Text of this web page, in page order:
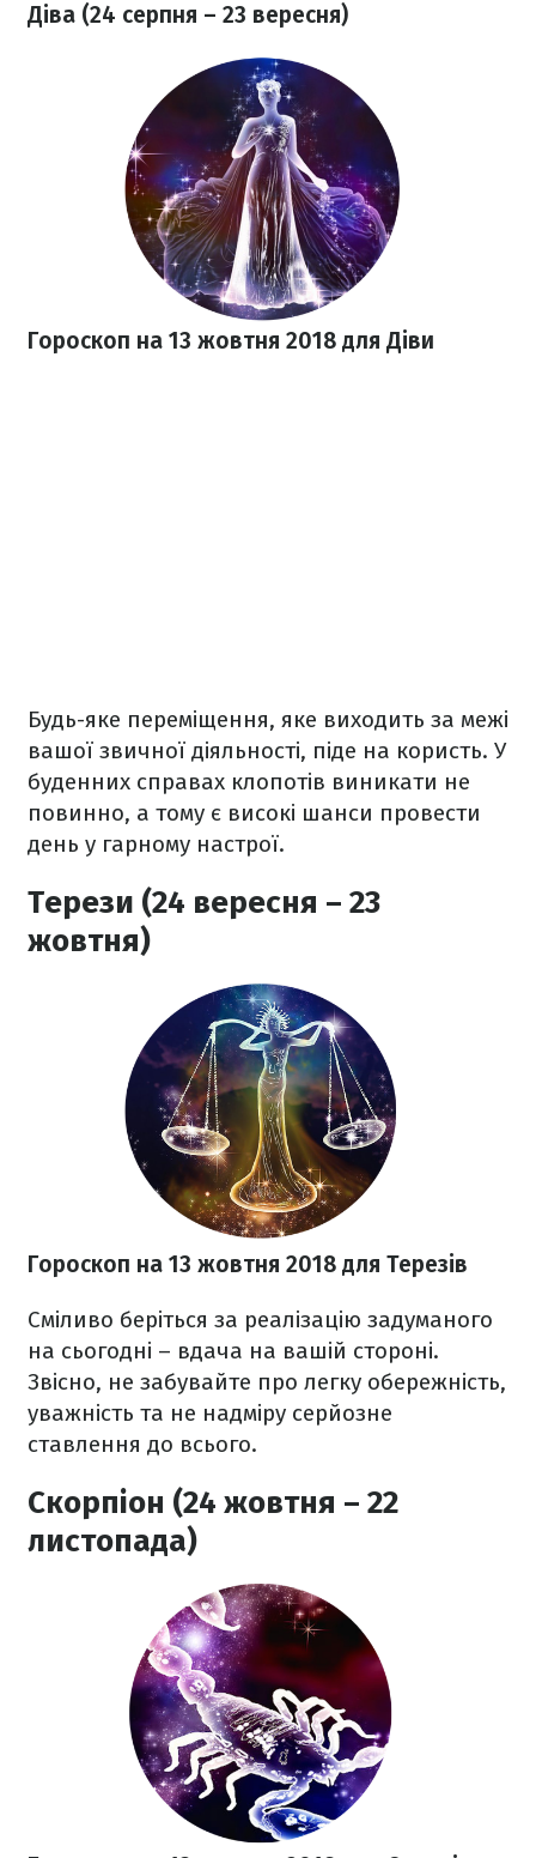
Діва (24 серпня – 23 вересня)
Гороскоп на 13 жовтня 2018 для Діви
Будь-яке переміщення, яке виходить за межі
вашої звичної діяльності, піде на користь. У
буденних справах клопотів виникати не
повинно, а тому є високі шанси провести
день у гарному настрої.
Терези (24 вересня – 23
жовтня)
Гороскоп на 13 жовтня 2018 для Терезів
Сміливо беріться за реалізацію задуманого
на сьогодні – вдача на вашій стороні.
Звісно, не забувайте про легку обережність,
уважність та не надміру серйозне
ставлення до всього.
Скорпіон (24 жовтня – 22
листопада)